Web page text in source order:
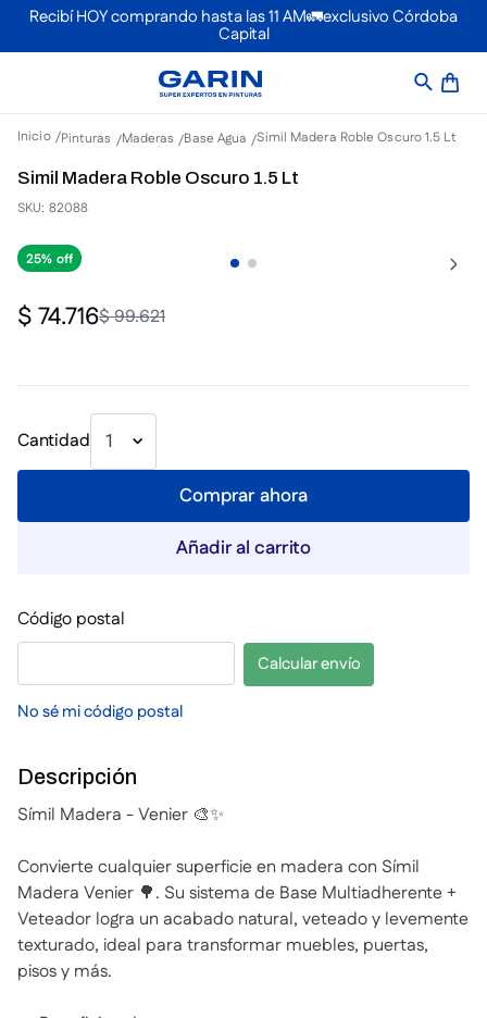
Recibí HOY comprando hasta las 11 AM🚛exclusivo Córdoba
Capital
Pinturas Maderas Base Agua Simil Madera Roble Oscuro 1.5 Lt
Simil Madera Roble Oscuro 1.5 Lt
SKU: 82088
25%
$99.621
$74.716
Cantidad 1
Comprar ahora
Añadir al carrito
Código postal
No sé mi código postal
Calcular envío
Descripción
Símil Madera - Venier 🎨✨
Convierte cualquier superficie en madera con Símil
Madera Venier 🌳. Su sistema de Base Multiadherente +
Veteador logra un acabado natural, veteado y levemente
texturado, ideal para transformar muebles, puertas,
pisos y más.